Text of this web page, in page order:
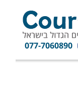
077-7060890